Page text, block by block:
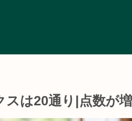
スは20通り|点数が